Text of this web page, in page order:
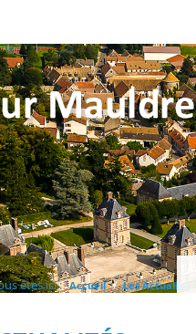
êtes ici : Accueil /Les Actualités